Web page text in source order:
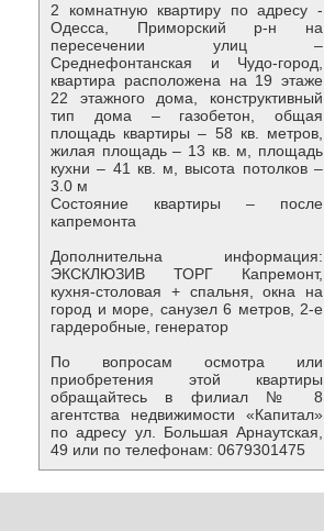
2 комнатную квартиру по адресу -
Одесса, Приморский р-н на
пересечении улиц –
Среднефонтанская и Чудо-город,
квартира расположена на 19 этаже
22 этажного дома, конструктивный
тип дома – газобетон, общая
площадь квартиры – 58 кв. метров,
жилая площадь – 13 кв. м, площадь
кухни – 41 кв. м, высота потолков –
3.0 м
Состояние квартиры – после
капремонта
Дополнительна информация:
ЭКСКЛЮЗИВ ТОРГ Капремонт,
кухня-столовая + спальня, окна на
город и море, санузел 6 метров, 2-е
гардеробные, генератор
По вопросам осмотра или
приобретения этой квартиры
обращайтесь в филиал № 8
агентства недвижимости «Капитал»
по адресу ул. Большая Арнаутская,
49 или по телефонам: 0679301475